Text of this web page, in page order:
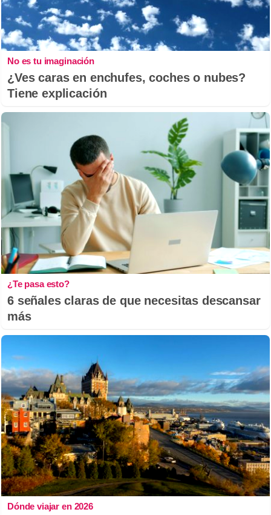
No es tu imaginación
¿Ves caras en enchufes, coches o nubes?
Tiene explicación
¿Te pasa esto?
6 señales claras de que necesitas descansar
más
Dónde viajar en 2026